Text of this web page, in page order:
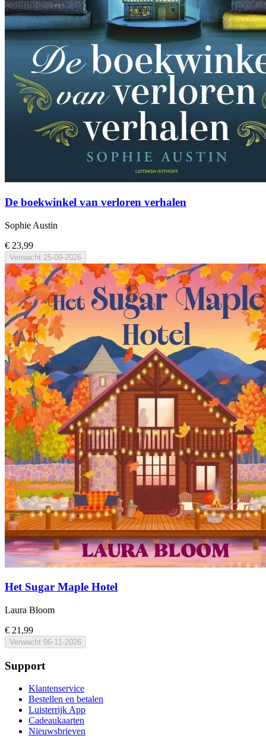
De boekwinkel van verloren verhalen
Sophie Austin
€ 23,99
Verwacht 25-09-2026
Het Sugar Maple Hotel
Laura Bloom
€ 21,99
Verwacht 06-11-2026
Support
Klantenservice
Bestellen en betalen
Luisterrijk App
Cadeaukaarten
Nieuwsbrieven